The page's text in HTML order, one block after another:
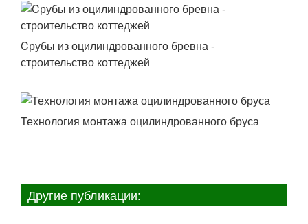
Cрубы из оцилиндрованного бревна -
строительство коттеджей
Технология монтажа оцилиндрованного бруса
Другие публикации: